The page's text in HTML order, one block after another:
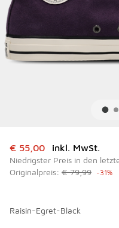
Dieser Artikel ist im
€ 55,00 inkl. MwSt.
Niedrigster Preis in den
Originalpreis: € 79,99 -31%
Raisin-Egret-Black